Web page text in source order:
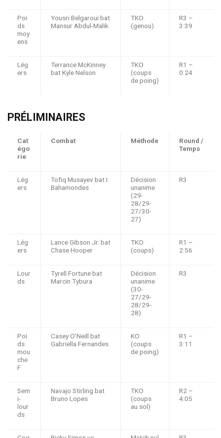
Poi
ds
moy
ens
Yousri Belgaroui bat
Mansur Abdul-Malik
TKO
(genou)
R3 –
3:39
Lég
ers
Terrance McKinney
bat Kyle Nelson
TKO
(coups
de poing)
R1 –
0:24
PRÉLIMINAIRES
Cat
égo
rie
Combat Méthode
Round /
Temps
Lég
ers
Tofiq Musayev bat I.
Bahamondes
Décision
unanime
(29-
28/29-
27/30-
27)
R3
Lég
ers
Lance Gibson Jr. bat
Chase Hooper
TKO
(coups)
R1 –
2:56
Lour
ds
Tyrell Fortune bat
Marcin Tybura
Décision
unanime
(30-
27/29-
28/29-
28)
R3
Poi
ds
mou
che
F
Casey O’Neill bat
Gabriella Fernandes
KO
(coups
de poing)
R1 –
3:11
Sem
i-
lour
ds
Navajo Stirling bat
Bruno Lopes
TKO
(coups
au sol)
R2 –
4:05